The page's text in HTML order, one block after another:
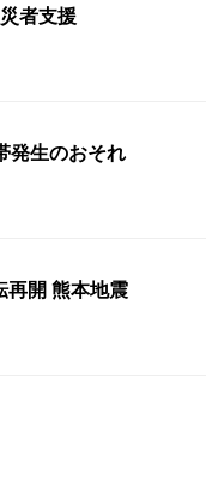
者支援
生のおそれ
開 熊本地震